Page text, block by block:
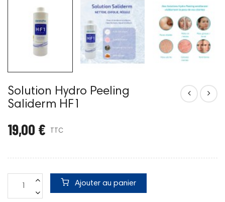
Solution Hydro Peeling
Saliderm HF1
19,00 € TTC
Ajouter au panier